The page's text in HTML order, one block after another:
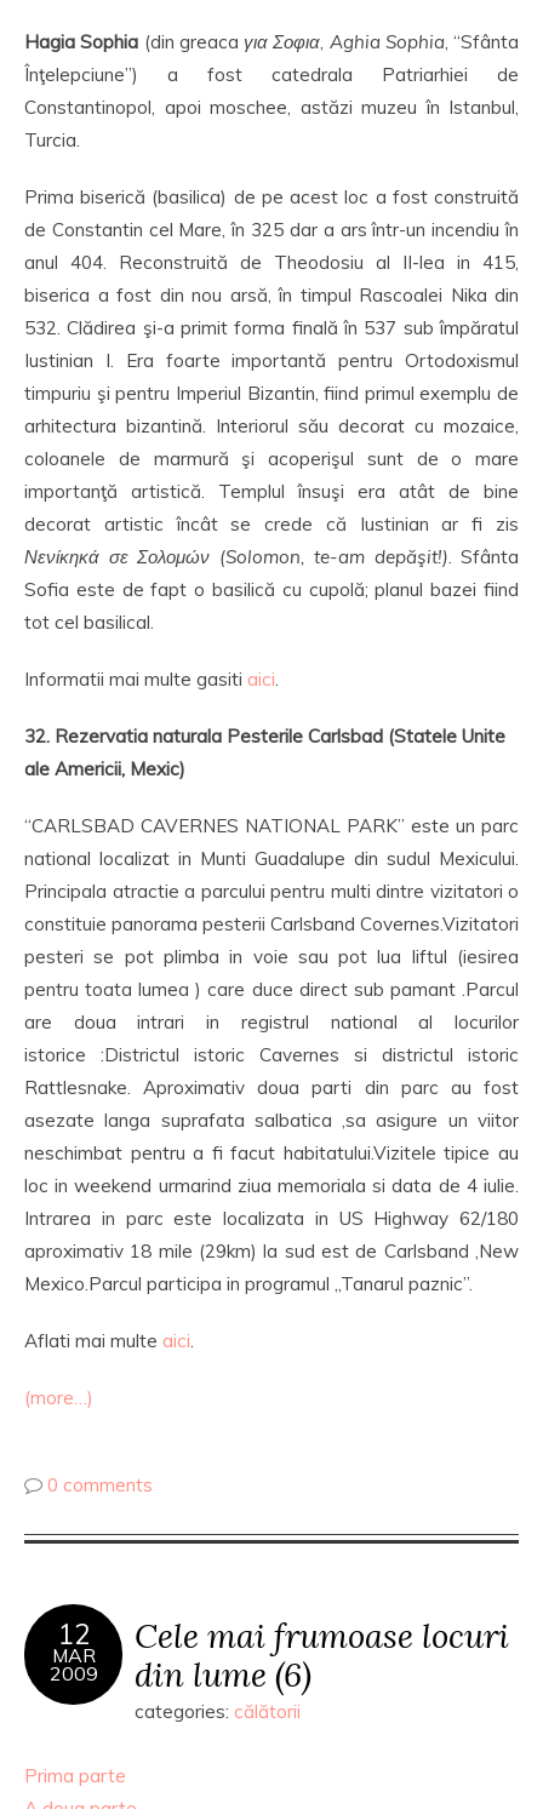
Hagia Sophia (din greaca για Σοφια, Aghia Sophia, “Sfânta
Înţelepciune”) a fost catedrala Patriarhiei de
Constantinopol, apoi moschee, astăzi muzeu în Istanbul,
Turcia.
Prima biserică (basilica) de pe acest loc a fost construită
de Constantin cel Mare, în 325 dar a ars într-un incendiu în
anul 404. Reconstruită de Theodosiu al II-lea in 415,
biserica a fost din nou arsă, în timpul Rascoalei Nika din
532. Clădirea şi-a primit forma finală în 537 sub împăratul
Iustinian I. Era foarte importantă pentru Ortodoxismul
timpuriu şi pentru Imperiul Bizantin, fiind primul exemplu de
arhitectura bizantină. Interiorul său decorat cu mozaice,
coloanele de marmură şi acoperişul sunt de o mare
importanţă artistică. Templul însuşi era atât de bine
decorat artistic încât se crede că Iustinian ar fi zis
Νενίκηκά σε Σολομών (Solomon, te-am depăşit!). Sfânta
Sofia este de fapt o basilică cu cupolă; planul bazei fiind
tot cel basilical.
Informatii mai multe gasiti aici.
32. Rezervatia naturala Pesterile Carlsbad (Statele Unite
ale Americii, Mexic)
“CARLSBAD CAVERNES NATIONAL PARK” este un parc
national localizat in Munti Guadalupe din sudul Mexicului.
Principala atractie a parcului pentru multi dintre vizitatori o
constituie panorama pesterii Carlsband Covernes.Vizitatori
pesteri se pot plimba in voie sau pot lua liftul (iesirea
pentru toata lumea ) care duce direct sub pamant .Parcul
are doua intrari in registrul national al locurilor
istorice :Districtul istoric Cavernes si districtul istoric
Rattlesnake. Aproximativ doua parti din parc au fost
asezate langa suprafata salbatica ,sa asigure un viitor
neschimbat pentru a fi facut habitatului.Vizitele tipice au
loc in weekend urmarind ziua memoriala si data de 4 iulie.
Intrarea in parc este localizata in US Highway 62/180
aproximativ 18 mile (29km) la sud est de Carlsband ,New
Mexico.Parcul participa in programul ,,Tanarul paznic’’.
Aflati mai multe aici.
(more…)
0 comments
12
MAR
2009
Cele mai frumoase locuri
din lume (6)
categories: călătorii
Prima parte